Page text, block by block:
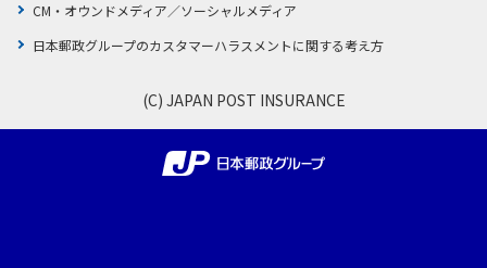
CM・オウンドメディア／ソーシャルメディア
日本郵政グループのカスタマーハラスメントに関する考え方
(C) JAPAN POST INSURANCE